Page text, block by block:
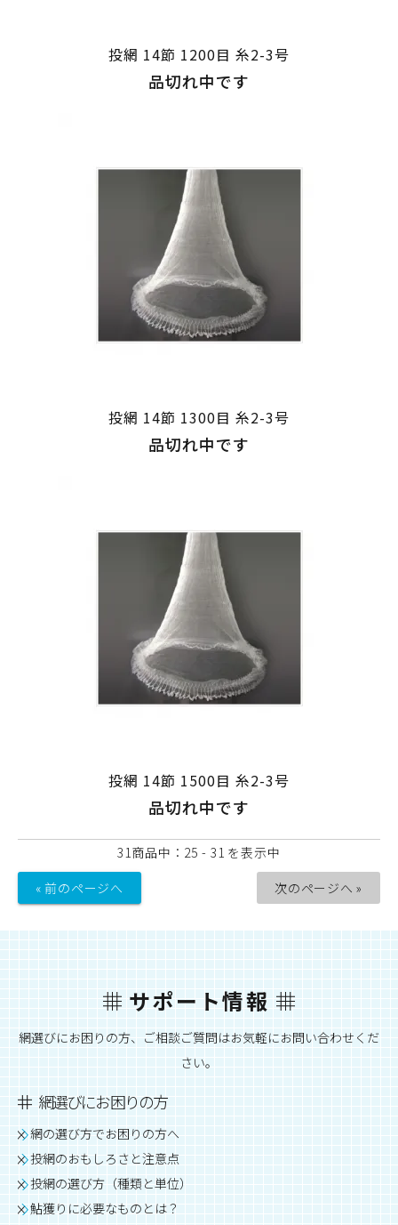
投網 14節 1200目 糸2-3号
品切れ中です
投網 14節 1300目 糸2-3号
品切れ中です
投網 14節 1500目 糸2-3号
品切れ中です
31商品中：25 - 31 を表示中
« 前のページへ 次のページへ »
サポート情報
網選びにお困りの方、ご相談ご質問はお気軽にお問い合わせくだ
さい。
網選びにお困りの方
網の選び方でお困りの方へ
投網のおもしろさと注意点
投網の選び方（種類と単位）
鮎獲りに必要なものとは？